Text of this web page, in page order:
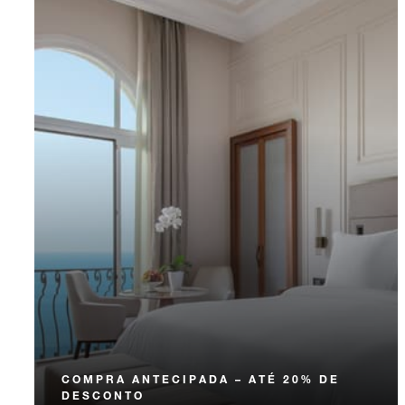
COMPRA ANTECIPADA – ATÉ 20% DE
DESCONTO